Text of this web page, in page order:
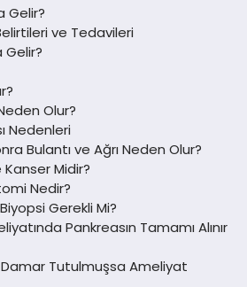
Gelir?
ve Tedavileri
Gelir?
Olur?
Nedenleri
Bulantı ve Ağrı Neden Olur?
Midir?
Nedir?
Gerekli Mi?
Pankreasın Tamamı Alınır
Tutulmuşsa Ameliyat